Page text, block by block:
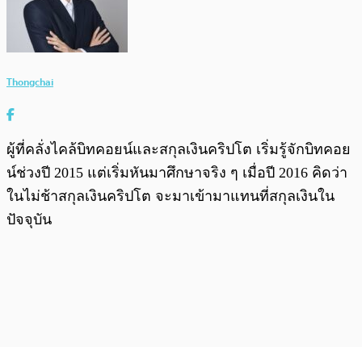
Thongchai
ผู้ที่คลั่งไคล้บิทคอยน์และสกุลเงินคริปโต เริ่มรู้จักบิทคอย
น์ช่วงปี 2015 แต่เริ่มหันมาศึกษาจริง ๆ เมื่อปี 2016 คิดว่า
ในไม่ช้าสกุลเงินคริปโต จะมาเข้ามาแทนที่สกุลเงินใน
ปัจจุบัน